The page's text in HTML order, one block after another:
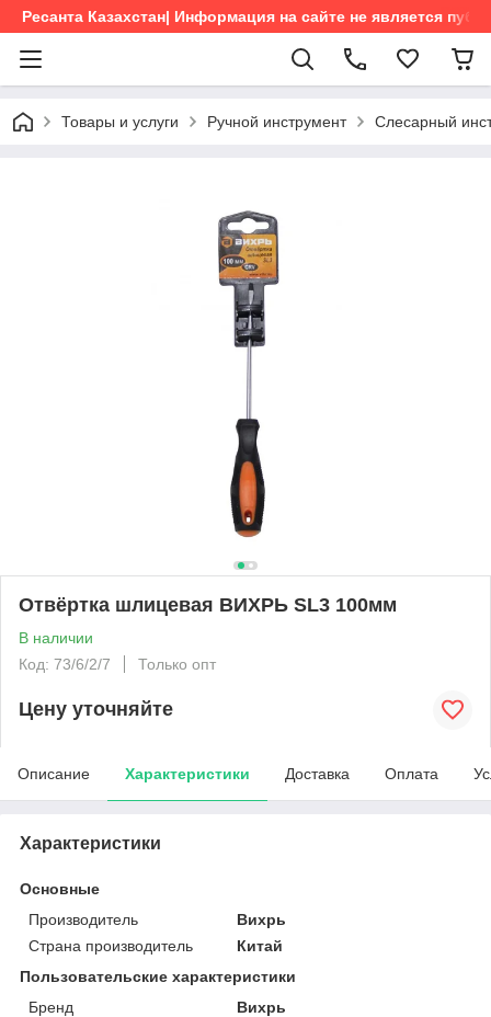
Ресанта Казахстан| Информация на сайте не является
Товары и услуги Ручной инструмент Слесарный
Отвёртка шлицевая ВИХРЬ SL3 100мм
В наличии
Код: 73/6/2/7
Только опт
Цену уточняйте
Описание Характеристики Доставка Оплата
Характеристики
Основные
Производитель
Вихрь
Страна производитель
Китай
Пользовательские характеристики
Бренд
Вихрь